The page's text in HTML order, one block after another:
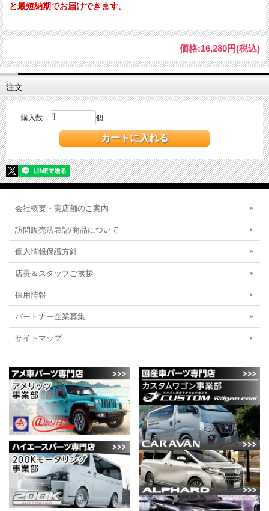
と最短納期でお届けできます。
価格:16,280円(税込)
注文
購入数： 個
会社概要・実店舗のご案内
訪問販売法表記/商品について
個人情報保護方針
店長＆スタッフご挨拶
採用情報
パートナー企業募集
サイトマップ